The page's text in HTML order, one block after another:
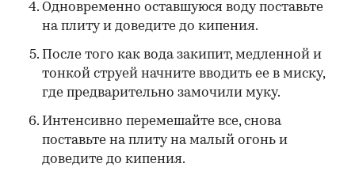
Одновременно оставшуюся воду поставьте
на плиту и доведите до кипения.
После того как вода закипит, медленной и
тонкой струей начните вводить ее в миску,
где предварительно замочили муку.
Интенсивно перемешайте все, снова
поставьте на плиту на малый огонь и
доведите до кипения.